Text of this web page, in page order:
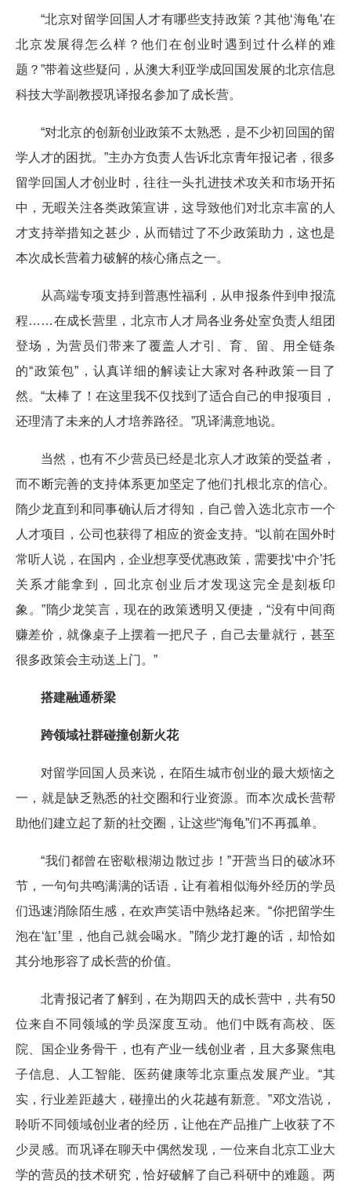
“北京对留学回国人才有哪些支持政策？其他‘海龟’在
北京发展得怎么样？他们在创业时遇到过什么样的难
题？”带着这些疑问，从澳大利亚学成回国发展的北京信息
科技大学副教授巩译报名参加了成长营。
“对北京的创新创业政策不太熟悉，是不少初回国的留
学人才的困扰。”主办方负责人告诉北京青年报记者，很多
留学回国人才创业时，往往一头扎进技术攻关和市场开拓
中，无暇关注各类政策宣讲，这导致他们对北京丰富的人
才支持举措知之甚少，从而错过了不少政策助力，这也是
本次成长营着力破解的核心痛点之一。
从高端专项支持到普惠性福利，从申报条件到申报流
程……在成长营里，北京市人才局各业务处室负责人组团
登场，为营员们带来了覆盖人才引、育、留、用全链条
的“政策包”，认真详细的解读让大家对各种政策一目了
然。“太棒了！在这里我不仅找到了适合自己的申报项目，
还理清了未来的人才培养路径。”巩译满意地说。
当然，也有不少营员已经是北京人才政策的受益者，
而不断完善的支持体系更加坚定了他们扎根北京的信心。
隋少龙直到和同事确认后才得知，自己曾入选北京市一个
人才项目，公司也获得了相应的资金支持。“以前在国外时
常听人说，在国内，企业想享受优惠政策，需要找‘中介’托
关系才能拿到，回北京创业后才发现这完全是刻板印
象。”隋少龙笑言，现在的政策透明又便捷，“没有中间商
赚差价，就像桌子上摆着一把尺子，自己去量就行，甚至
很多政策会主动送上门。”
搭建融通桥梁
跨领域社群碰撞创新火花
对留学回国人员来说，在陌生城市创业的最大烦恼之
一，就是缺乏熟悉的社交圈和行业资源。而本次成长营帮
助他们建立起了新的社交圈，让这些“海龟”们不再孤单。
“我们都曾在密歇根湖边散过步！”开营当日的破冰环
节，一句句共鸣满满的话语，让有着相似海外经历的学员
们迅速消除陌生感，在欢声笑语中熟络起来。“你把留学生
泡在‘缸’里，他自己就会喝水。”隋少龙打趣的话，却恰如
其分地形容了成长营的价值。
北青报记者了解到，在为期四天的成长营中，共有50
位来自不同领域的学员深度互动。他们中既有高校、医
院、国企业务骨干，也有产业一线创业者，且大多聚焦电
子信息、人工智能、医药健康等北京重点发展产业。“其
实，行业差距越大，碰撞出的火花越有新意。”邓文浩说，
聆听不同领域创业者的经历，让他在产品推广上收获了不
少灵感。而巩译在聊天中偶然发现，一位来自北京工业大
学的营员的技术研究，恰好破解了自己科研中的难题。两